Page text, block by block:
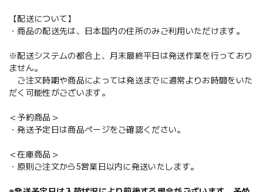
【配送について】
・商品の配送先は、日本国内の住所のみご利用いただけます。
※配送システムの都合上、月末最終平日は発送作業を行っており
ません。
ご注文時期や商品によっては発送までに通常よりお時間をいた
だく可能性がございます。
＜予約商品＞
・発送予定日は商品ページをご確認ください。
＜在庫商品＞
・原則ご注文から5営業日以内に発送いたします。